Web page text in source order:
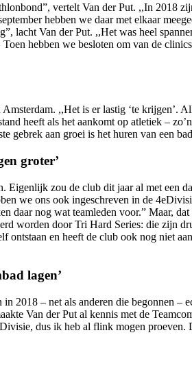
vertelt Van der Put. ,,In 2018
hebben we daar met elkaar
lacht Van der Put. ,,Het was heel
hebben we besloten om van de
,,Het is er lastig ‘te krijgen’.
heeft als het aankomt op atletiek –
gebrek aan groei is het huren van een
groter’
zou de club dit jaar al met een
we ons ook ingeschreven in de
daar nog wat teamleden voor.” Maar,
worden door Tri Hard Series: die zijn
en heeft de club ook nog niet
lagen’
2018 – net als anderen die begonnen –
Van der Put al kennis met de
dus ik heb al flink mogen